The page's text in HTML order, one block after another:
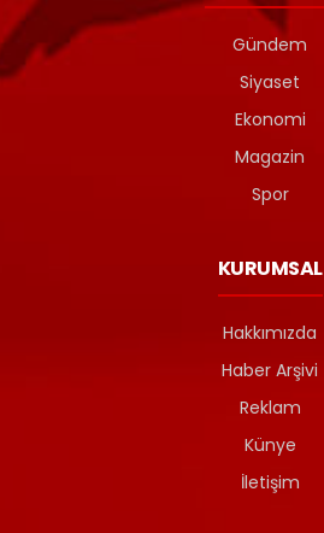
Gündem
Siyaset
Ekonomi
Magazin
Spor
KURUMSAL
Hakkımızda
Haber Arşivi
Reklam
Künye
İletişim